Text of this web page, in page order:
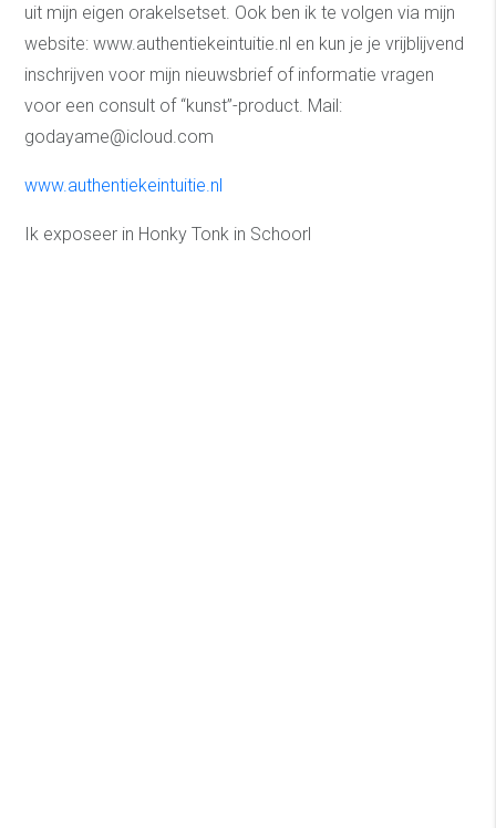
uit mijn eigen orakelsetset. Ook ben ik te volgen via mijn
website: www.authentiekeintuitie.nl en kun je je vrijblijvend
inschrijven voor mijn nieuwsbrief of informatie vragen
voor een consult of “kunst”-product. Mail:
godayame@icloud.com
www.authentiekeintuitie.nl
Ik exposeer in Honky Tonk in Schoorl